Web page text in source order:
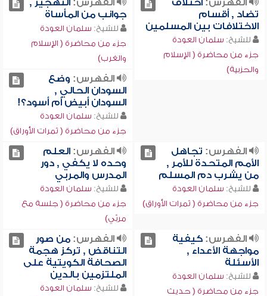
الفهرس: اختلاف
تضاد , أقسام
الاختلافات بين المسلمين
للشيخ: سلمان العودة
جزء من محاضرة ( الإسلام
والحزبية)
الفهرس: التهجير ,
جوانب من المأساة
للشيخ: سلمان العودة
جزء من محاضرة ( الإسلام
والغرب)
الفهرس: وضع
السودان الحالي ,
السودان أبيض أم أسود؟!
للشيخ: سلمان العودة
جزء من محاضرة ( ثمرات الأوراق)
الفهرس: تجاهل
الأمم المتحدة للأمر ,
من يشرب دم المسلم
للشيخ: سلمان العودة
جزء من محاضرة ( ثمرات الأوراق)
الفهرس:العلم
وحده لا يكفي , دور
المدرس والمربي
للشيخ: سلمان العودة
جزء من محاضرة ( جلسة مع
مربّي)
الفهرس:كيفية
مواجهة الأعداء ,
الأسئلة
للشيخ: سلمان العودة
جزء من محاضرة ( حديث
الفهرس:من صور
التناقض , تركز هجمة
الصحافة الكويتية على
الملتزمين بالدين
للشيخ: سلمان العودة